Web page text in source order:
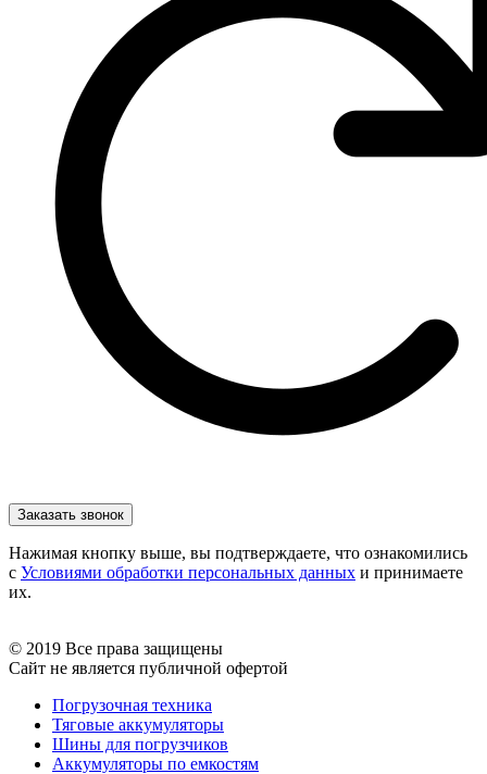
Нажимая кнопку выше, вы подтверждаете, что ознакомились
с Условиями обработки персональных данных и принимаете
их.
© 2019 Все права защищены
Сайт не является публичной офертой
Погрузочная техника
Тяговые аккумуляторы
Шины для погрузчиков
Аккумуляторы по емкостям